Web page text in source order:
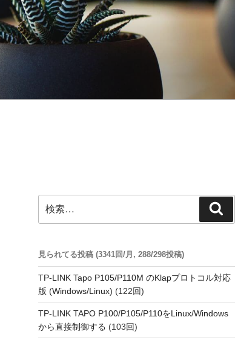
索:
索
見られてる投稿 (3341回/月, 288/298投稿)
TP-LINK Tapo P105/P110M のKlapプロトコル対応
版 (Windows/Linux) (122回)
TP-LINK TAPO P100/P105/P110をLinux/Windows
から直接制御する (103回)